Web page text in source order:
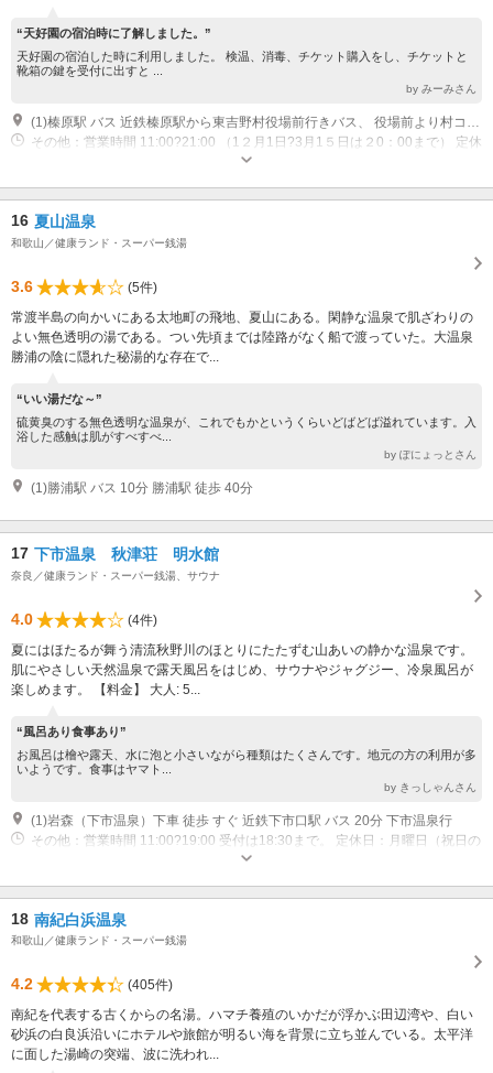
“天好園の宿泊時に了解しました。”
天好園の宿泊した時に利用しました。 検温、消毒、チケット購入をし、チケットと
靴箱の鍵を受付に出すと ...
by みーみさん
(1)榛原駅 バス 近鉄榛原駅から東吉野村役場前行きバス、 役場前より村コミュニティバスを利用し下平野下車
その他：営業時間 11:00?21:00 （1２月1日?3月1５日は２0：00まで） 定休
日（木） 但し、定休日が祝日にあたる場合は営業、翌日が休みになりま
16 夏山温泉
和歌山／健康ランド・スーパー銭湯
3.6
(5件)
常渡半島の向かいにある太地町の飛地、夏山にある。閑静な温泉で肌ざわりの
よい無色透明の湯である。つい先頃までは陸路がなく船で渡っていた。大温泉
勝浦の陰に隠れた秘湯的な存在で...
“いい湯だな～”
硫黄臭のする無色透明な温泉が、これでもかというくらいどばどば溢れています。入
浴した感触は肌がすべすべ...
by ぽにょっとさん
(1)勝浦駅 バス 10分 勝浦駅 徒歩 40分
17 下市温泉 秋津荘 明水館
奈良／健康ランド・スーパー銭湯、サウナ
4.0
(4件)
夏にはほたるが舞う清流秋野川のほとりにたたずむ山あいの静かな温泉です。
肌にやさしい天然温泉で露天風呂をはじめ、サウナやジャグジー、冷泉風呂が
楽しめます。 【料金】 大人: 5...
“風呂あり食事あり”
お風呂は檜や露天、水に泡と小さいながら種類はたくさんです。地元の方の利用が多
いようです。食事はヤマト...
by きっしゃんさん
(1)岩森（下市温泉）下車 徒歩 すぐ 近鉄下市口駅 バス 20分 下市温泉行
その他：営業時間 11:00?19:00 受付は18:30まで。 定休日：月曜日（祝日の
18 南紀白浜温泉
和歌山／健康ランド・スーパー銭湯
4.2
(405件)
南紀を代表する古くからの名湯。ハマチ養殖のいかだが浮かぶ田辺湾や、白い
砂浜の白良浜沿いにホテルや旅館が明るい海を背景に立ち並んでいる。太平洋
に面した湯崎の突端、波に洗われ...